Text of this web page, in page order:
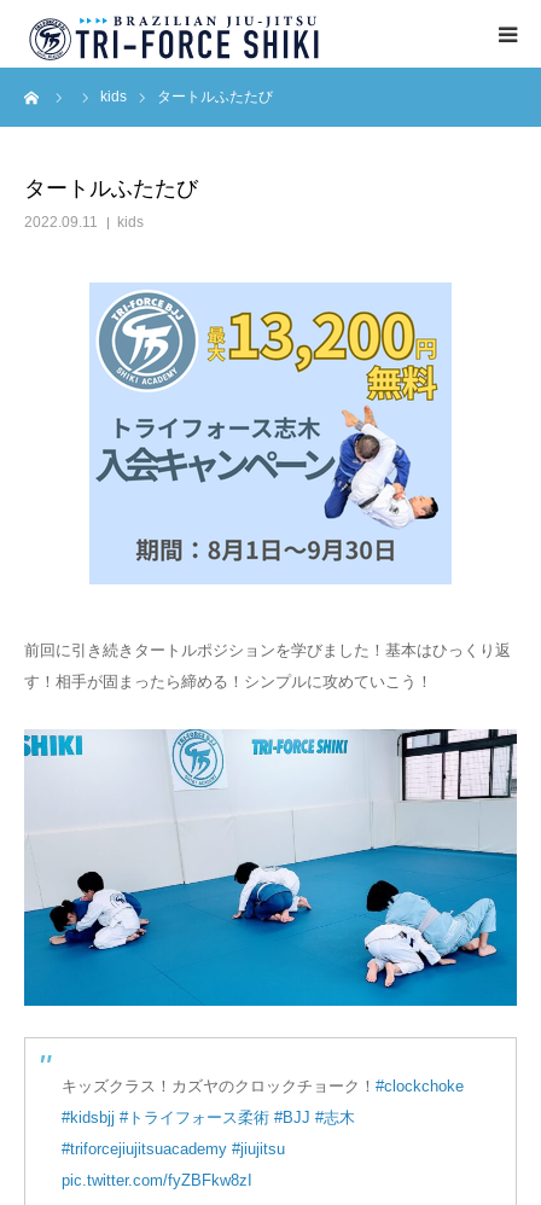
kids タートルふたたび
タートルふたたび
2022.09.11 kids
前回に引き続きタートルポジションを学びました！基本はひっくり返
す！相手が固まったら締める！シンプルに攻めていこう！
キッズクラス！カズヤのクロックチョーク！ #clockchoke
#kidsbjj #トライフォース柔術 #BJJ #志木
#triforcejiujitsuacademy #jiujitsu
pic.twitter.com/fyZBFkw8zI
ABOUT
BLOG
アクセス
English